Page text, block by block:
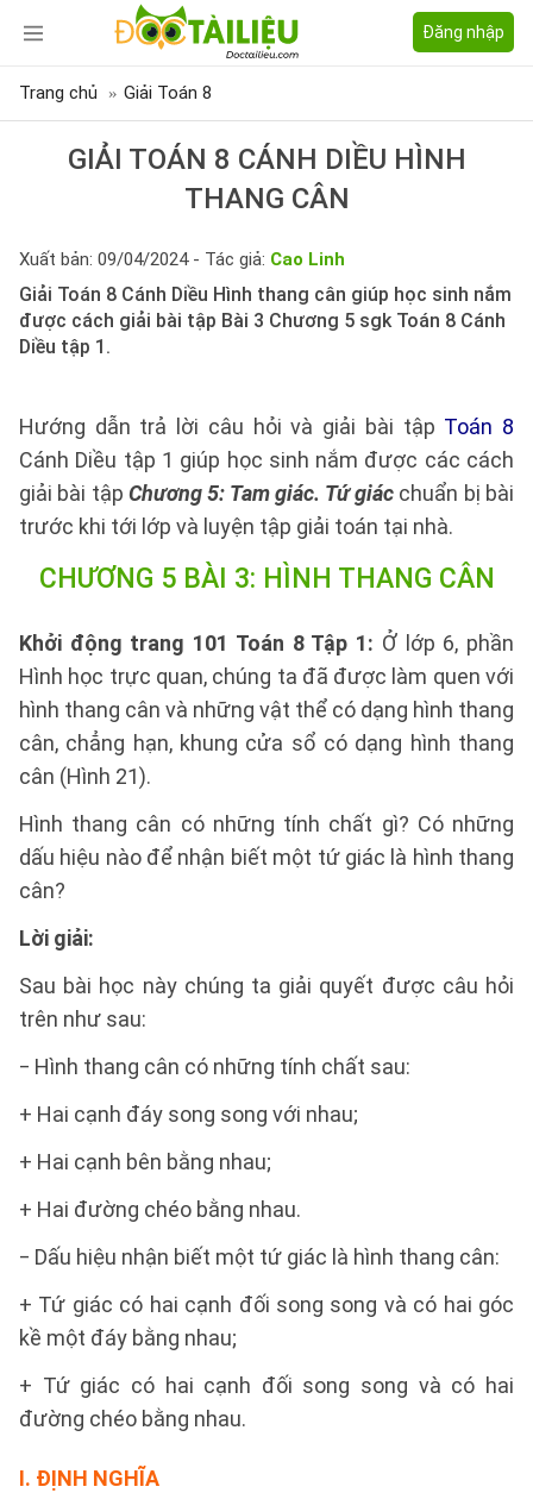
Đăng nhập
Trang chủ Giải Toán 8
GIẢI TOÁN 8 CÁNH DIỀU HÌNH
THANG CÂN
Xuất bản: 09/04/2024 - Tác giả: Cao Linh
Giải Toán 8 Cánh Diều Hình thang cân giúp học sinh nắm
được cách giải bài tập Bài 3 Chương 5 sgk Toán 8 Cánh
Diều tập 1.
Hướng dẫn trả lời câu hỏi và giải bài tập Toán 8
Cánh Diều tập 1 giúp học sinh nắm được các cách
giải bài tậpChương 5: Tam giác. Tứ giácchuẩn bị bài
trước khi tới lớp và luyện tập giải toán tại nhà.
CHƯƠNG 5 BÀI 3: HÌNH THANG CÂN
Khởi động trang 101 Toán 8 Tập 1: Ở lớp 6, phần
Hình học trực quan, chúng ta đã được làm quen với
hình thang cân và những vật thể có dạng hình thang
cân, chẳng hạn, khung cửa sổ có dạng hình thang
cân (Hình 21).
Hình thang cân có những tính chất gì? Có những
dấu hiệu nào để nhận biết một tứ giác là hình thang
cân?
Lời giải:
Sau bài học này chúng ta giải quyết được câu hỏi
trên như sau:
‒ Hình thang cân có những tính chất sau:
+ Hai cạnh đáy song song với nhau;
+ Hai cạnh bên bằng nhau;
+ Hai đường chéo bằng nhau.
‒ Dấu hiệu nhận biết một tứ giác là hình thang cân:
+ Tứ giác có hai cạnh đối song song và có hai góc
kề một đáy bằng nhau;
+ Tứ giác có hai cạnh đối song song và có hai
đường chéo bằng nhau.
I. ĐỊNH NGHĨA